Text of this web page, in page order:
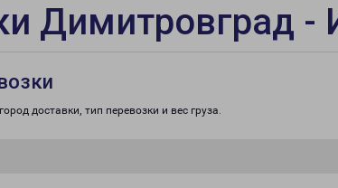
Димитровград -
доставки, тип перевозки и вес груза.